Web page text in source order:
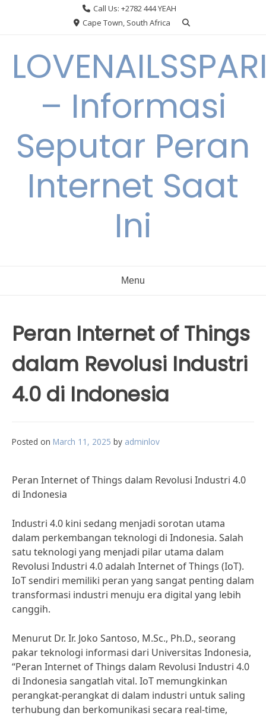
Call Us: +2782 444 YEAH
Cape Town, South Africa
– Informasi
Seputar Peran
Internet Saat
Ini
Menu
Peran Internet of Things
dalam Revolusi Industri
4.0 di Indonesia
Posted on March 11, 2025 by adminlov
Peran Internet of Things dalam Revolusi Industri 4.0
di Indonesia
Industri 4.0 kini sedang menjadi sorotan utama
dalam perkembangan teknologi di Indonesia. Salah
satu teknologi yang menjadi pilar utama dalam
Revolusi Industri 4.0 adalah Internet of Things (IoT).
IoT sendiri memiliki peran yang sangat penting dalam
transformasi industri menuju era digital yang lebih
canggih.
Menurut Dr. Ir. Joko Santoso, M.Sc., Ph.D., seorang
pakar teknologi informasi dari Universitas Indonesia,
“Peran Internet of Things dalam Revolusi Industri 4.0
di Indonesia sangatlah vital. IoT memungkinkan
perangkat-perangkat di dalam industri untuk saling
terhubung dan berkomunikasi secara real-time,